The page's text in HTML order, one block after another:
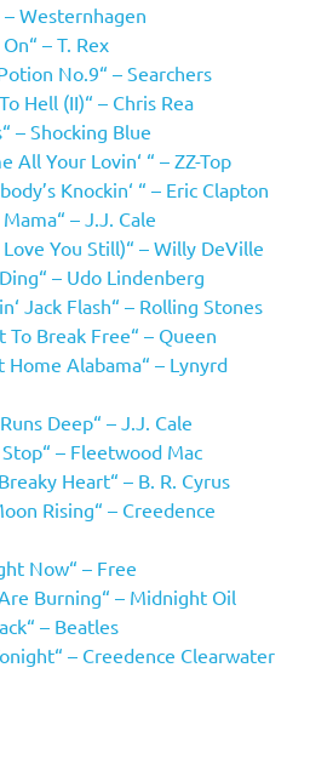
Westernhagen
– T. Rex
No.9“ – Searchers
Hell (II)“ – Chris Rea
– Shocking Blue
All Your Lovin‘ “ – ZZ-Top
Knockin‘ “ – Eric Clapton
– J.J. Cale
You Still)“ – Willy DeVille
– Udo Lindenberg
Jack Flash“ – Rolling Stones
Break Free“ – Queen
Alabama“ – Lynyrd
Deep“ – J.J. Cale
– Fleetwood Mac
Heart“ – B. R. Cyrus
Rising“ – Creedence
Now“ – Free
Burning“ – Midnight Oil
– Beatles
– Creedence Clearwater